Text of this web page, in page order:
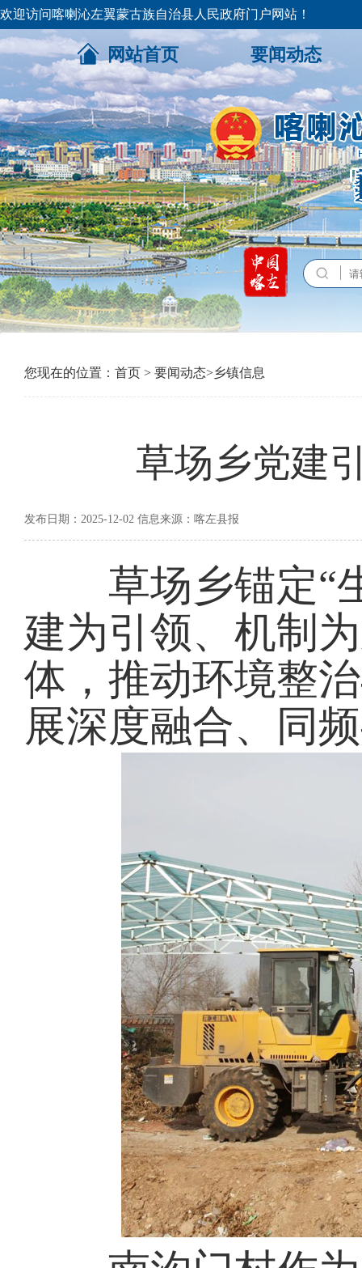
欢迎访问喀喇沁左翼蒙古族自治县人民政府门户网站！
网站首页 要闻动态
您现在的位置： 首页 > 要闻动态>乡镇信息
草场乡党建
发布日期：2025-12-02 信息来源：喀左县报
草场乡锚定“生
建为引领、机制
体，推动环境整
展深度融合、同